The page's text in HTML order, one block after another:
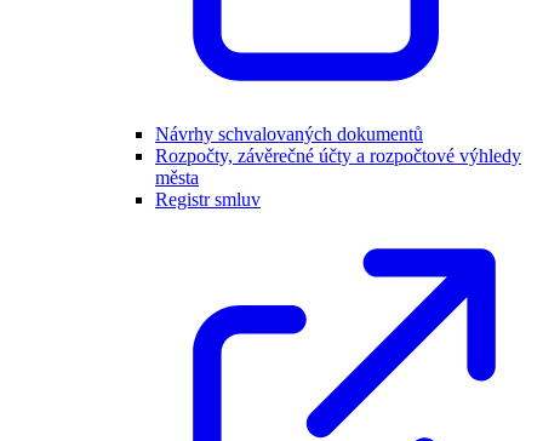
Návrhy schvalovaných dokumentů
Rozpočty, závěrečné účty a rozpočtové výhledy
města
Registr smluv